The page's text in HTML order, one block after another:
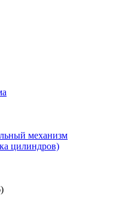
механизм
цилиндров)